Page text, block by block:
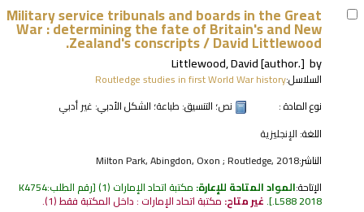
Military service tribunals and boards in the Great
War : determining the fate of Britain's and New
Zealand's conscripts /David Littlewood.
by
Littlewood, David[author.]
السلاسل:Routledge studies in first World War history
نوع المادة :
نص؛ التنسيق: طباعة؛ الشكل الأدبي: غير أدبي
اللغة: الإنجليزية
الناشر:Milton Park, Abingdon, Oxon ; Routledge, 2018
الإتاحة:المواد المتاحة للإعارة: مكتبة اتحاد الإمارات (1) رقم الطلب:K4754
.L588 2018
.غير متاح: مكتبة اتحاد الإمارات : داخل المكتبة فقط(1).